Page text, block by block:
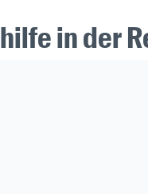
in der